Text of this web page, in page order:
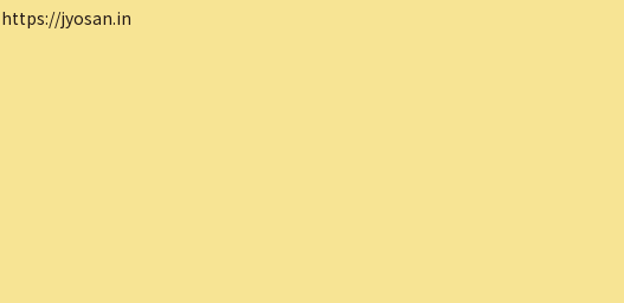
https://jyosan.in